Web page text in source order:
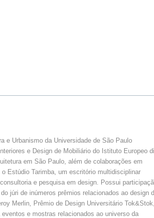
e Urbanismo da Universidade de São Paulo
e Design de Mobiliário do Istituto Europeo di
em São Paulo, além de colaborações em
Estúdio Tarimba, um escritório multidisciplinar
e pesquisa em design. Possui
júri de inúmeros prêmios relacionados ao design
Merlin, Prêmio de Design Universitário Tok&Stok,
e mostras relacionados ao universo da